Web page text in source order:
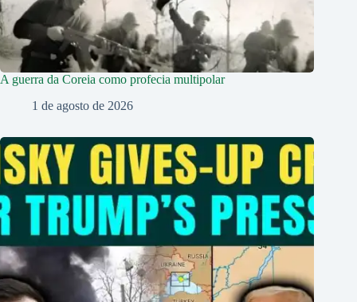
A guerra da Coreia como profecia multipolar
1 de agosto de 2026